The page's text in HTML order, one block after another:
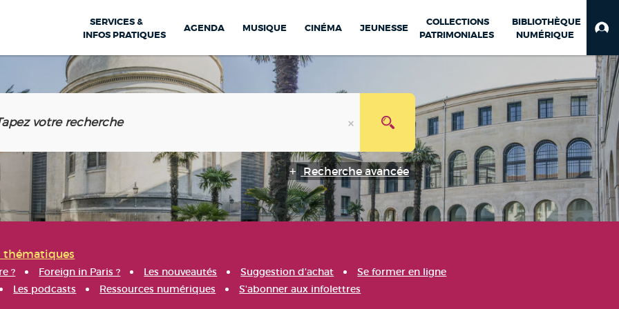
SERVICES &
INFOS PRATIQUES
AGENDA MUSIQUE CINÉMA JEUNESSE
COLLECTIONS
PATRIMONIALES
BIBLIOTHÈQUE
NUMÉRIQUE
Recherche avancée
thématiques
? Foreign in Paris ? Les nouveautés Suggestion d'achat
Se former en ligne
Les podcasts Ressources numériques S'abonner aux infolettres